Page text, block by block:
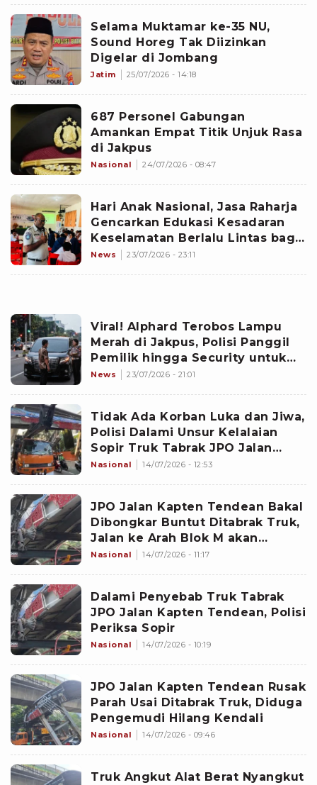
Selama Muktamar ke-35 NU,
Sound Horeg Tak Diizinkan
Digelar di Jombang
Jatim 25/07/2026 - 14:18
687 Personel Gabungan
Amankan Empat Titik Unjuk Rasa
di Jakpus
Nasional 24/07/2026 - 08:47
Hari Anak Nasional, Jasa Raharja
Gencarkan Edukasi Kesadaran
Keselamatan Berlalu Lintas bagi
Para Pelajar
News 23/07/2026 - 23:11
Viral! Alphard Terobos Lampu
Merah di Jakpus, Polisi Panggil
Pemilik hingga Security untuk
Klarifikasi
News 23/07/2026 - 21:01
Tidak Ada Korban Luka dan Jiwa,
Polisi Dalami Unsur Kelalaian
Sopir Truk Tabrak JPO Jalan
Kapten Tendean
Nasional 14/07/2026 - 12:53
JPO Jalan Kapten Tendean Bakal
Dibongkar Buntut Ditabrak Truk,
Jalan ke Arah Blok M akan
Ditutup Sementara
Nasional 14/07/2026 - 11:17
Dalami Penyebab Truk Tabrak
JPO Jalan Kapten Tendean, Polisi
Periksa Sopir
Nasional 14/07/2026 - 10:19
JPO Jalan Kapten Tendean Rusak
Parah Usai Ditabrak Truk, Diduga
Pengemudi Hilang Kendali
Nasional 14/07/2026 - 09:46
Truk Angkut Alat Berat Nyangkut